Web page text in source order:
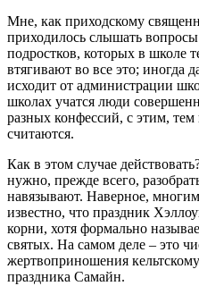
Мне, как приходскому
приходилось слышать
подростков, которых в школе
втягивают во все это; иногда
исходит от администрации
школах учатся люди
разных конфессий, с этим,
считаются.
Как в этом случае
нужно, прежде всего,
навязывают. Наверное,
известно, что праздник
корни, хотя формально
святых. На самом деле – это
жертвоприношения
праздника Самайн.